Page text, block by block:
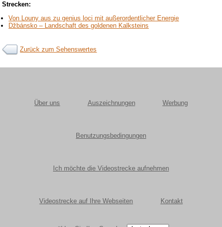
Strecken:
Von Louny aus zu genius loci mit außerordentlicher Energie
Džbánsko – Landschaft des goldenen Kalksteins
Zurück zum Sehenswertes
Über uns Auszeichnungen Werbung
Benutzungsbedingungen
Ich möchte die Videostrecke aufnehmen
Videostrecke auf Ihre Webseiten Kontakt